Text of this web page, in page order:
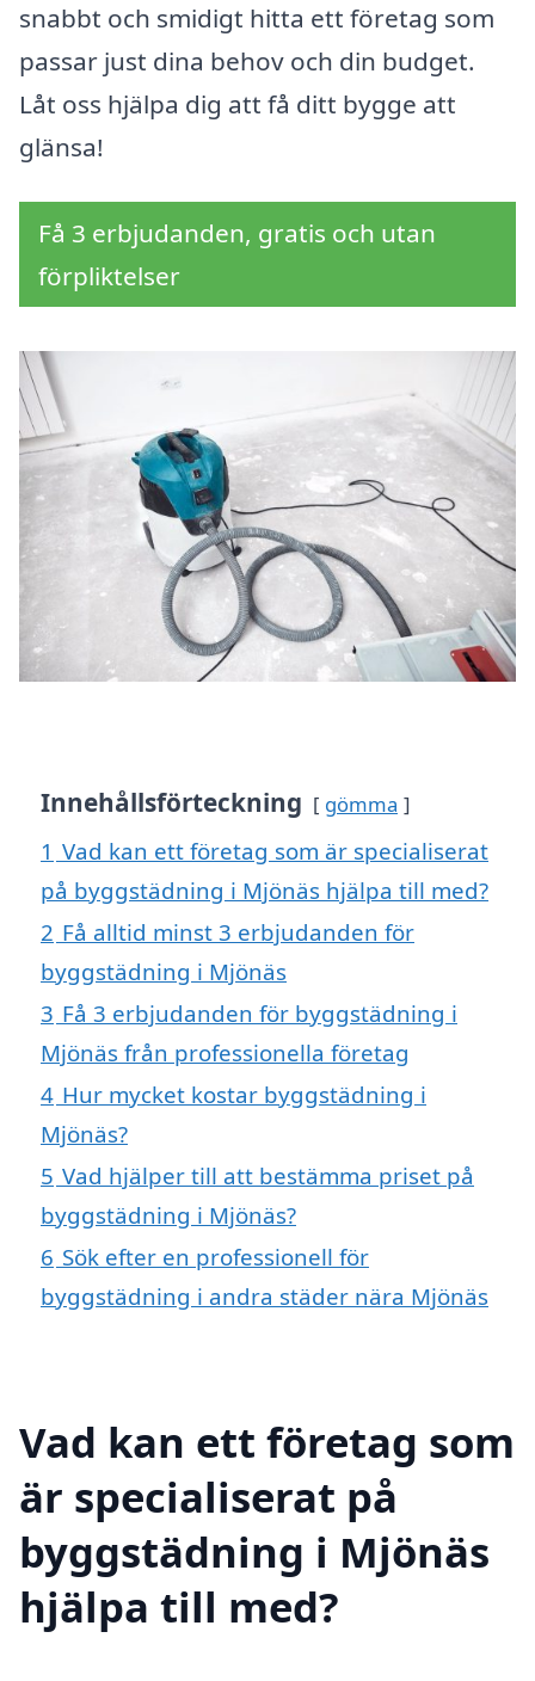
snabbt och smidigt hitta ett företag som
passar just dina behov och din budget.
Låt oss hjälpa dig att få ditt bygge att
glänsa!
Få 3 erbjudanden, gratis och utan
förpliktelser
Innehållsförteckning gömma
1 Vad kan ett företag som är specialiserat
på byggstädning i Mjönäs hjälpa till med?
2 Få alltid minst 3 erbjudanden för
byggstädning i Mjönäs
3 Få 3 erbjudanden för byggstädning i
Mjönäs från professionella företag
4 Hur mycket kostar byggstädning i
Mjönäs?
5 Vad hjälper till att bestämma priset på
byggstädning i Mjönäs?
6 Sök efter en professionell för
byggstädning i andra städer nära Mjönäs
Vad kan ett företag som
är specialiserat på
byggstädning i Mjönäs
hjälpa till med?